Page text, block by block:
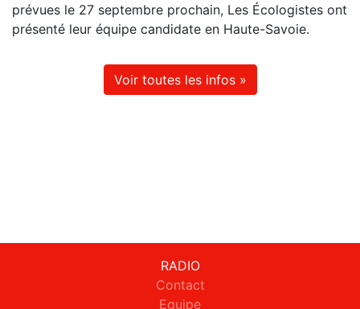
prévues le 27 septembre prochain, Les Écologistes ont
présenté leur équipe candidate en Haute-Savoie.
Voir toutes les infos »
RADIO
Contact
Equipe